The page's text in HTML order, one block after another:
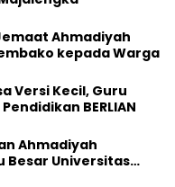
Ahmadiyah
kepada Warga
Versi Kecil, Guru
BERLIAN
Ahmadiyah
Besar Universitas